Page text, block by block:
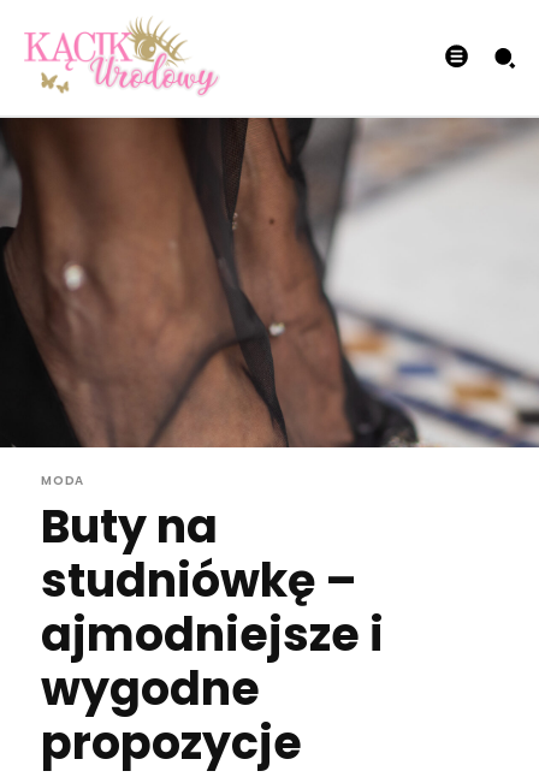
MODA
Buty na
studniówkę –
ajmodniejsze i
wygodne
propozycje